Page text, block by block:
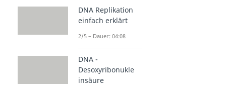
DNA Replikation
einfach erklärt
2/5 – Dauer: 04:08
DNA -
Desoxyribonukle
insäure